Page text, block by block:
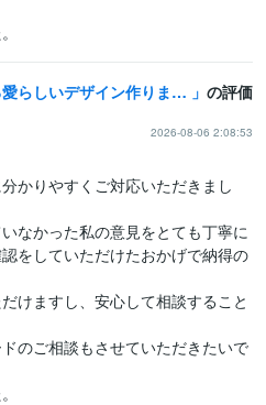
どこか惹かれる。目にとまる愛らしいデザイン作ります 長く愛され可愛らしくオシャレなデザインをお安くお作りします♩ の評価
2026-08-06 2:08:53
かりやすくご対応いただきまし
なかった私の意見をとても丁寧に
をしていただけたおかげで納得の
けますし、安心して相談すること
のご相談もさせていただきたいで